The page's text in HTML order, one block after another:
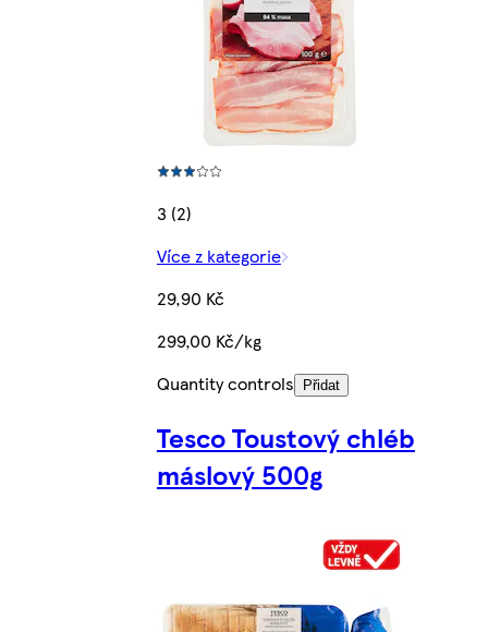
3 (2)
Více z kategorie
29,90 Kč
299,00 Kč/kg
Quantity controls
Přidat
Tesco Toustový chléb
máslový 500g